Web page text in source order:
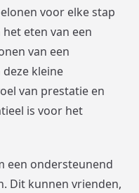
voor elke stap
eten van een
van een
kleine
van prestatie en
is voor het
een ondersteunend
Dit kunnen vrienden,